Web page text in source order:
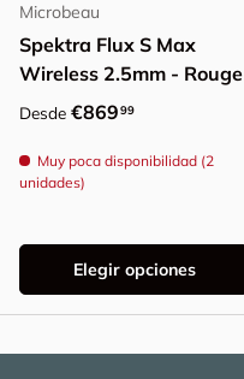
Microbeau
Spektra Flux S Max
Wireless 2.5mm - Rouge
Precio normal
Desde €86999
Muy poca disponibilidad (2
unidades)
Elegir opciones